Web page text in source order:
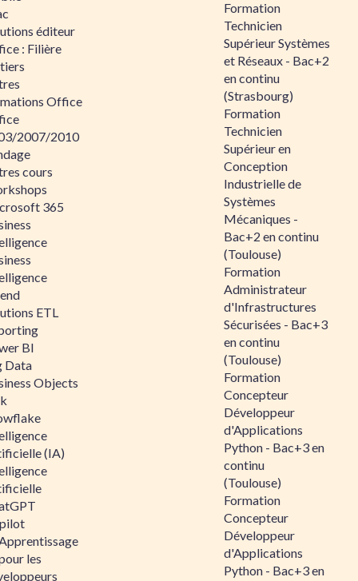
éditeur
: Filière
Office
2007/2010
cours
365
ETL
BI
Data
Objects
(IA)
les
Formation
Technicien
Supérieur Systèmes
et Réseaux - Bac+2
en continu
(Strasbourg)
Formation
Technicien
Supérieur en
Conception
Industrielle de
Systèmes
Mécaniques -
Bac+2 en continu
(Toulouse)
Formation
Administrateur
d'Infrastructures
Sécurisées - Bac+3
en continu
(Toulouse)
Formation
Concepteur
Développeur
d'Applications
Python - Bac+3 en
continu
(Toulouse)
Formation
Concepteur
Développeur
d'Applications
Python - Bac+3 en